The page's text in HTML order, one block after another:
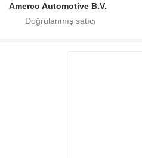
Amerco Automotive B.V.